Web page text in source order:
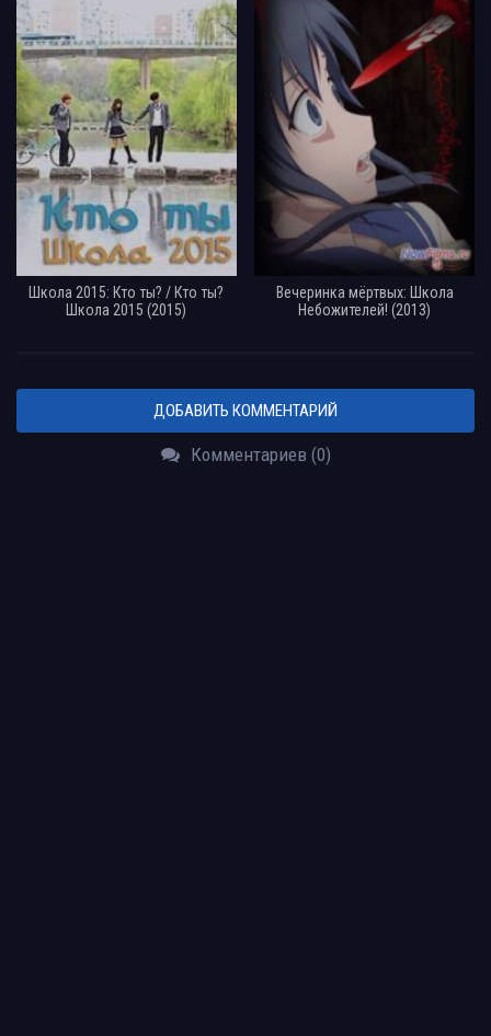
Школа 2015: Кто ты? / Кто ты?
Школа 2015 (2015)
Вечеринка мёртвых: Школа
Небожителей! (2013)
ДОБАВИТЬ КОММЕНТАРИЙ
Комментариев (0)